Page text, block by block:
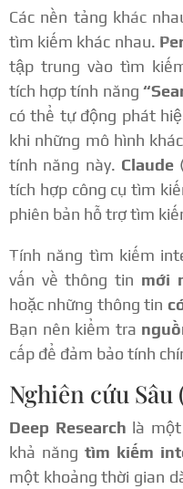
Các nền tảng khác
tìm kiếm khác nhau.
tập trung vào tìm
tích hợp tính năng
có thể tự động phát
khi những mô hình
tính năng này. Claude
tích hợp công cụ tìm
phiên bản hỗ trợ tìm
Tính năng tìm kiếm
vấn về thông tin mới
hoặc những thông tin
Bạn nên kiểm tra
cấp để đảm bảo tính
Nghiên cứu Sâu
Deep Research là
khả năng tìm kiếm
một khoảng thời gian